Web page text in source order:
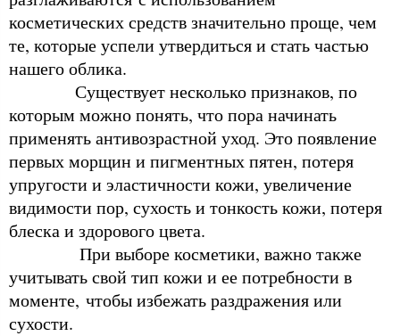
косметических средств значительно проще, чем
те, которые успели утвердиться и стать частью
нашего облика.
Существует несколько признаков, по
которым можно понять, что пора начинать
применять антивозрастной уход. Это появление
первых морщин и пигментных пятен, потеря
упругости и эластичности кожи, увеличение
видимости пор, сухость и тонкость кожи, потеря
блеска и здорового цвета.
При выборе косметики, важно также
учитывать свой тип кожи и ее потребности в
моменте, чтобы избежать раздражения или
сухости.